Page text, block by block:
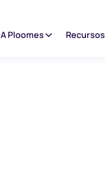
A Ploomes Recursos